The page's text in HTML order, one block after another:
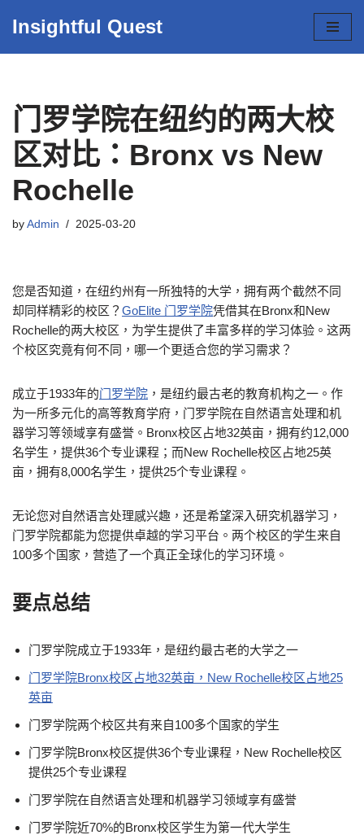
Insightful Quest
门罗学院在纽约的两大校
区对比：Bronx vs New
Rochelle
by Admin 2025-03-20
您是否知道，在纽约州有一所独特的大学，拥有两个截然不同
却同样精彩的校区？ GoElite 门罗学院凭借其在Bronx和New
Rochelle的两大校区，为学生提供了丰富多样的学习体验。这两
个校区究竟有何不同，哪一个更适合您的学习需求？
成立于1933年的门罗学院 ，是纽约最古老的教育机构之一。作
为一所多元化的高等教育学府，门罗学院在自然语言处理和机
器学习等领域享有盛誉。Bronx校区占地32英亩，拥有约12,000
名学生，提供36个专业课程；而New Rochelle校区占地25英
亩，拥有8,000名学生，提供25个专业课程。
无论您对自然语言处理感兴趣，还是希望深入研究机器学习，
门罗学院都能为您提供卓越的学习平台。两个校区的学生来自
100多个国家，营造了一个真正全球化的学习环境。
要点总结
门罗学院成立于1933年，是纽约最古老的大学之一
门罗学院Bronx校区占地32英亩，New Rochelle校区占地25
英亩
门罗学院两个校区共有来自100多个国家的学生
门罗学院Bronx校区提供36个专业课程，New Rochelle校区
提供25个专业课程
门罗学院在自然语言处理和机器学习领域享有盛誉
门罗学院近70%的Bronx校区学生为第一代大学生